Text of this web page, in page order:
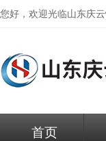
您好，欢迎光临山东庆
首页